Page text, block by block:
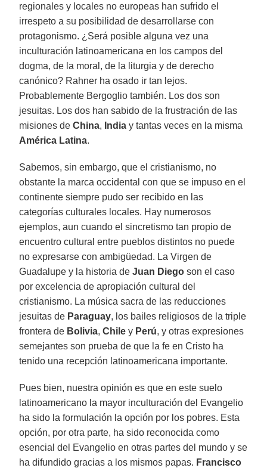
regionales y locales no europeas han sufrido el
irrespeto a su posibilidad de desarrollarse con
protagonismo. ¿Será posible alguna vez una
inculturación latinoamericana en los campos del
dogma, de la moral, de la liturgia y de derecho
canónico? Rahner ha osado ir tan lejos.
Probablemente Bergoglio también. Los dos son
jesuitas. Los dos han sabido de la frustración de las
misiones deChina, India y tantas veces en la misma
América Latina.
Sabemos, sin embargo, que el cristianismo, no
obstante la marca occidental con que se impuso en el
continente siempre pudo ser recibido en las
categorías culturales locales. Hay numerosos
ejemplos, aun cuando el sincretismo tan propio de
encuentro cultural entre pueblos distintos no puede
no expresarse con ambigüedad. La Virgen de
Guadalupe y la historia deJuan Diego son el caso
por excelencia de apropiación cultural del
cristianismo. La música sacra de las reducciones
jesuitas de Paraguay, los bailes religiosos de la triple
frontera de Bolivia,Chile y Perú, y otras expresiones
semejantes son prueba de que la fe en Cristo ha
tenido una recepción latinoamericana importante.
Pues bien, nuestra opinión es que en este suelo
latinoamericano la mayor inculturación del Evangelio
ha sido la formulación la opción por los pobres. Esta
opción, por otra parte, ha sido reconocida como
esencial del Evangelio en otras partes del mundo y se
ha difundido gracias a los mismos papas. Francisco